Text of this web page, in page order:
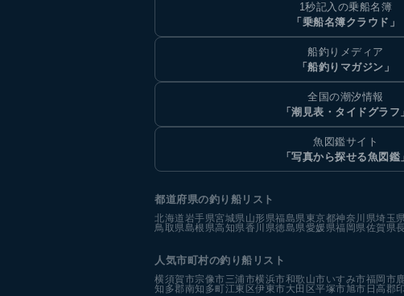
1秒記入の乗船名簿
「乗船名簿クラウド」
船釣りメディア
「船釣りマガジン」
全国の潮汐情報
「潮見表・タイドグラフ」
魚図鑑サイト
「写真から探せる魚図鑑」
都道府県の釣り船リスト
北海道岩手県宮城県山形県福島県東京都神奈川県埼玉
鳥取県島根県高知県香川県徳島県愛媛県福岡県佐賀県
人気市町村の釣り船リスト
横須賀市宗像市三浦市横浜市和歌山市いすみ市福岡市
知多郡南知多町江東区伊東市大田区平塚市旭市 日高郡